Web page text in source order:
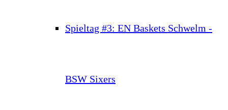
Spieltag #3: EN Baskets Schwelm -
BSW Sixers